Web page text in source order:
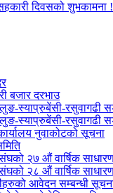
दिवसको शुभकामना
बजार दरभाउ
स्याप्रुबेंसी-रसुवागढी
स्याप्रुबेंसी-रसुवागढी
नुवाकोटको सूचना
२७ औं वार्षिक
२८ औं वार्षिक
आवेदन सम्बन्धी